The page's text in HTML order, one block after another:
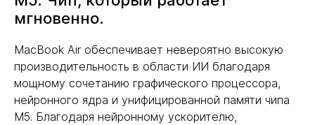
мгновенно.
MacBook Air обеспечивает невероятно высокую
производительность в области ИИ благодаря
мощному сочетанию графического процессора,
нейронного ядра и унифицированной памяти чипа
M5. Благодаря нейронному ускорителю,